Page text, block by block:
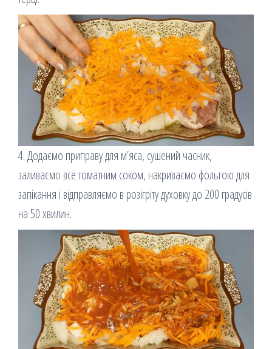
4. Додаємо приправу для м’яса, сушений часник,
заливаємо все томатним соком, накриваємо фольгою для
запікання і відправляємо в розігріту духовку до 200 градусів
на 50 хвилин.